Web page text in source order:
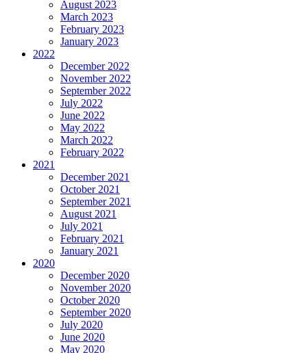
August 2023
March 2023
February 2023
January 2023
2022
December 2022
November 2022
September 2022
July 2022
June 2022
May 2022
March 2022
February 2022
2021
December 2021
October 2021
September 2021
August 2021
July 2021
February 2021
January 2021
2020
December 2020
November 2020
October 2020
September 2020
July 2020
June 2020
May 2020